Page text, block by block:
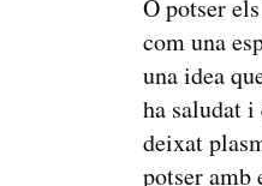
O potser
com una
una idea
ha saludat i
deixat
potser